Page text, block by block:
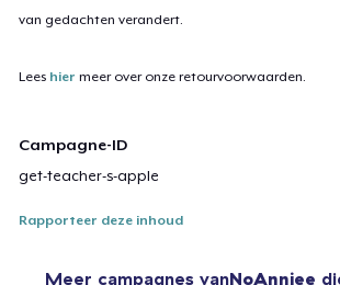
van gedachten verandert.
Lees hier meer over onze retourvoorwaarden.
Campagne-ID
get-teacher-s-apple
Rapporteer deze inhoud
Meer campagnes vanNoAnniee